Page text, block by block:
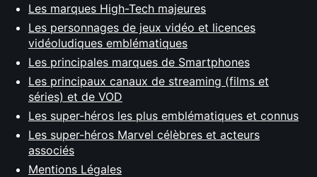
Les marques High-Tech majeures
Les personnages de jeux vidéo et licences
vidéoludiques emblématiques
Les principales marques de Smartphones
Les principaux canaux de streaming (films et
séries) et de VOD
Les super-héros les plus emblématiques et connus
Les super-héros Marvel célèbres et acteurs
associés
Mentions Légales